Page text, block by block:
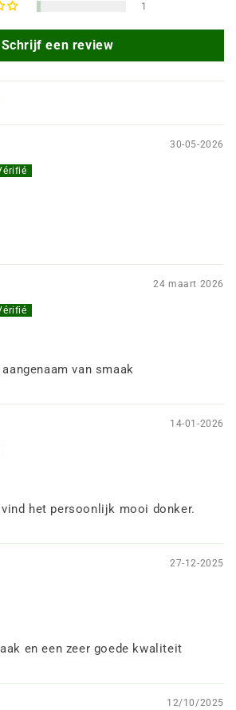
1
Schrijf een review
30-05-2026
24 maart 2026
van smaak
14-01-2026
het persoonlijk mooi donker.
27-12-2025
en een zeer goede kwaliteit
12/10/2025